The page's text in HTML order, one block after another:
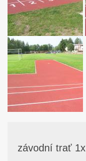
závodní trať 1x